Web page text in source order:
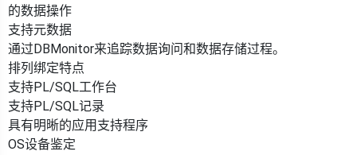
的数据操作
支持元数据
通过DBMonitor来追踪数据询问和数据存储过程。
排列绑定特点
支持PL/SQL工作台
支持PL/SQL记录
具有明晰的应用支持程序
OS设备鉴定